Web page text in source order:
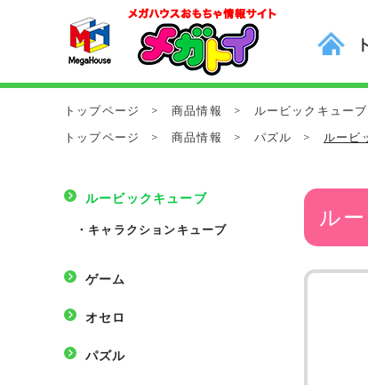
トップページ > 商品情報 > ルービックキューブ
トップページ
> 商品情報 > パズル > ルービ
ルービックキューブ
・ キャラクションキューブ
ゲーム
オセロ
パズル
ル